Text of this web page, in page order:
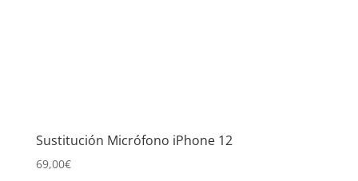
Sustitución Micrófono iPhone 12
69,00€